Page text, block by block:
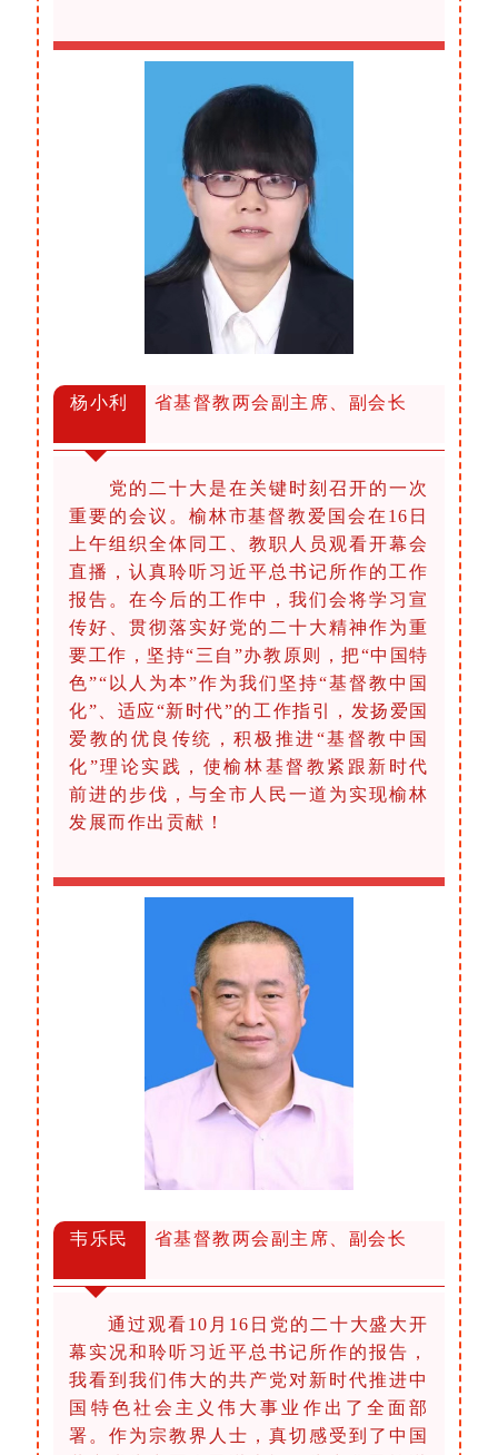
杨小利 省基督教两会副主席、副会长
党的二十大是在关键时刻召开的一次
重要的会议。榆林市基督教爱国会在16日
上午组织全体同工、教职人员观看开幕会
直播，认真聆听习近平总书记所作的工作
报告。在今后的工作中，我们会将学习宣
传好、贯彻落实好党的二十大精神作为重
要工作，坚持“三自”办教原则，把“中国特
色”“以人为本”作为我们坚持“基督教中国
化”、适应“新时代”的工作指引，发扬爱国
爱教的优良传统，积极推进“基督教中国
化”理论实践，使榆林基督教紧跟新时代
前进的步伐，与全市人民一道为实现榆林
发展而作出贡献！
韦乐民 省基督教两会副主席、副会长
通过观看10月16日党的二十大盛大开
幕实况和聆听习近平总书记所作的报告，
我看到我们伟大的共产党对新时代推进中
国特色社会主义伟大事业作出了全面部
署。作为宗教界人士，真切感受到了中国